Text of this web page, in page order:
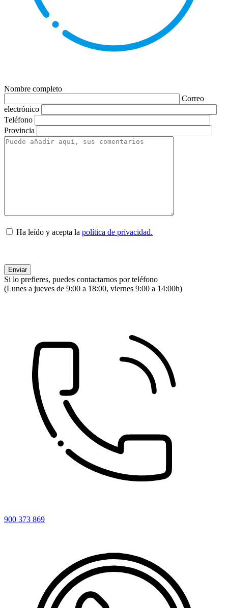
Nombre completo
Correo
electrónico
Teléfono
Provincia
Ha leído y acepta la política de privacidad.
Si lo prefieres, puedes contactarnos por teléfono
(Lunes a jueves de 9:00 a 18:00, viernes 9:00 a 14:00h)
900 373 869